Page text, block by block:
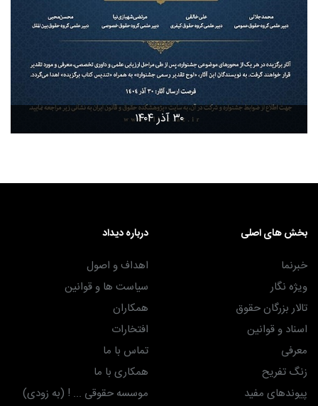
۳۰ آذر ۱۴۰۴
بخش های اصلی
خبرنما
ویژه نگار
تالار بزرگان حقوق
اسناد و قوانین
معرفی
زنگ تفریح
پیوندهای مفید
درباره دیداد
اهداف و اصول
سیاست ها و قوانین
همکاران
افتخارات
تماس با ما
همکاری با ما
موسسه حقوقی ... ! (به زودی)